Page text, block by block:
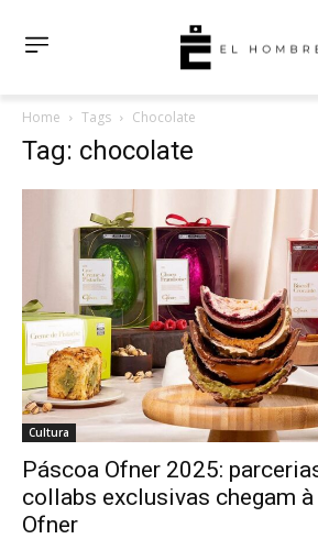
Home Tags Chocolate
Tag: chocolate
Cultura
Páscoa Ofner 2025:
collabs exclusivas chegam
Ofner